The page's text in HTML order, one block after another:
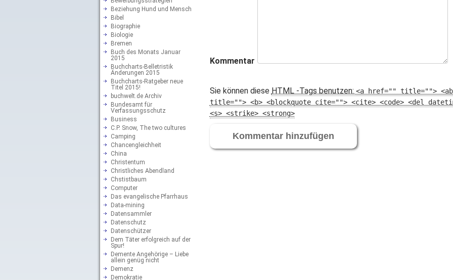
Beziehung Hund und Mensch
Bibel
Biographie
Biologie
Bremen
Buch des Monats Januar
2015
Buchcharts-Belletristik
Änderungen 2015
Buchcharts-Ratgeber neue
Titel 2015!
buchwelt.de Archiv
Bundesamt für
Verfassungsschutz
Business
C.P. Snow, The two cultures
Camping
Chancengleichheit
China
Christentum
Christliches Abendland
Chstistbaum
Computer
Das evangelische Pfarrhaus
Data-mining
Datensammler
Datenschutz
Datenschützer
Dem Täter erfolgreich auf der
Spur!
Demente Angehörige – Liebe
allein genüg nicht
Demenz
Demokratie
Kommentar
Sie können diese HTML -Tags benutzen: <a href="" title="">
title=""> <b> <blockquote cite=""> <cite> <code> <del
<s> <strike> <strong>